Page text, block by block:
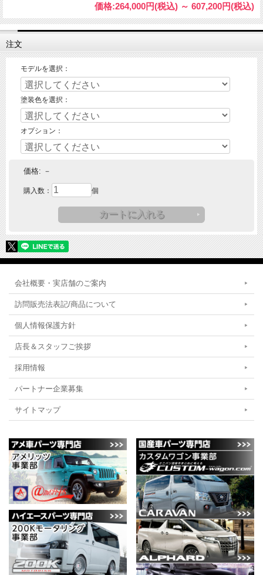
価格:264,000円(税込) ～ 607,200円(税込)
注文
モデルを選択：
塗装色を選択：
オプション：
価格: －
購入数： 個
会社概要・実店舗のご案内
訪問販売法表記/商品について
個人情報保護方針
店長＆スタッフご挨拶
採用情報
パートナー企業募集
サイトマップ